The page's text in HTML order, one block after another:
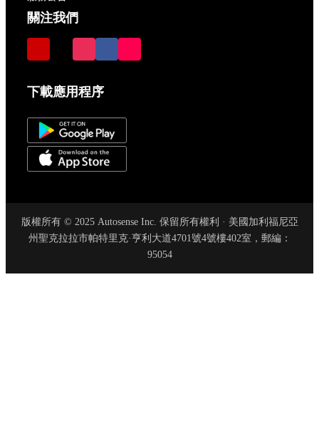
關注我們
下載應用程序
版權所有 © 2025 Autosense Inc. 保留所有權利 · 美國加利福尼亞
州聖克拉拉市帕特里克·亨利大道4701號4號樓402室，郵編：
95054